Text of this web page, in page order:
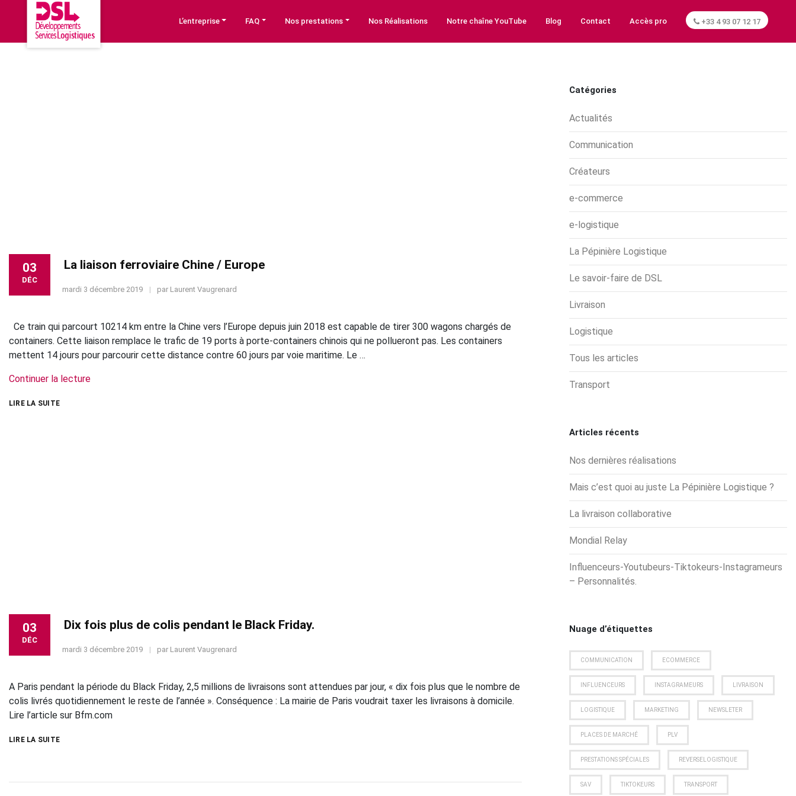
L’entreprise FAQ Nos prestations Nos Réalisations Notre chaîne YouTube Blog Contact Accès pro +33 4 93 07 12 17
03
DÉC
La liaison ferroviaire Chine / Europe
mardi 3 décembre 2019 par Laurent Vaugrenard
Ce train qui parcourt 10214 km entre la Chine vers l’Europe depuis juin 2018 est capable de tirer 300 wagons chargés de
containers. Cette liaison remplace le trafic de 19 ports à porte-containers chinois qui ne pollueront pas. Les containers
mettent 14 jours pour parcourir cette distance contre 60 jours par voie maritime. Le …
Continuer la lecture
LIRE LA SUITE
03
DÉC
Dix fois plus de colis pendant le Black Friday.
mardi 3 décembre 2019 par Laurent Vaugrenard
A Paris pendant la période du Black Friday, 2,5 millions de livraisons sont attendues par jour, « dix fois plus que le nombre de
colis livrés quotidiennement le reste de l’année ». Conséquence : La mairie de Paris voudrait taxer les livraisons à domicile.
Lire l’article sur Bfm.com
LIRE LA SUITE
Catégories
Actualités
Communication
Créateurs
e-commerce
e-logistique
La Pépinière Logistique
Le savoir-faire de DSL
Livraison
Logistique
Tous les articles
Transport
Articles récents
Nos dernières réalisations
Mais c’est quoi au juste La Pépinière Logistique ?
La livraison collaborative
Mondial Relay
Influenceurs-Youtubeurs-Tiktokeurs-Instagrameurs
– Personnalités.
Nuage d’étiquettes
COMMUNICATION ECOMMERCE
INFLUENCEURS INSTAGRAMEURS LIVRAISON
LOGISTIQUE MARKETING NEWSLETER
PLACES DE MARCHÉ PLV
PRESTATIONS SPÉCIALES REVERSELOGISTIQUE
SAV TIKTOKEURS TRANSPORT